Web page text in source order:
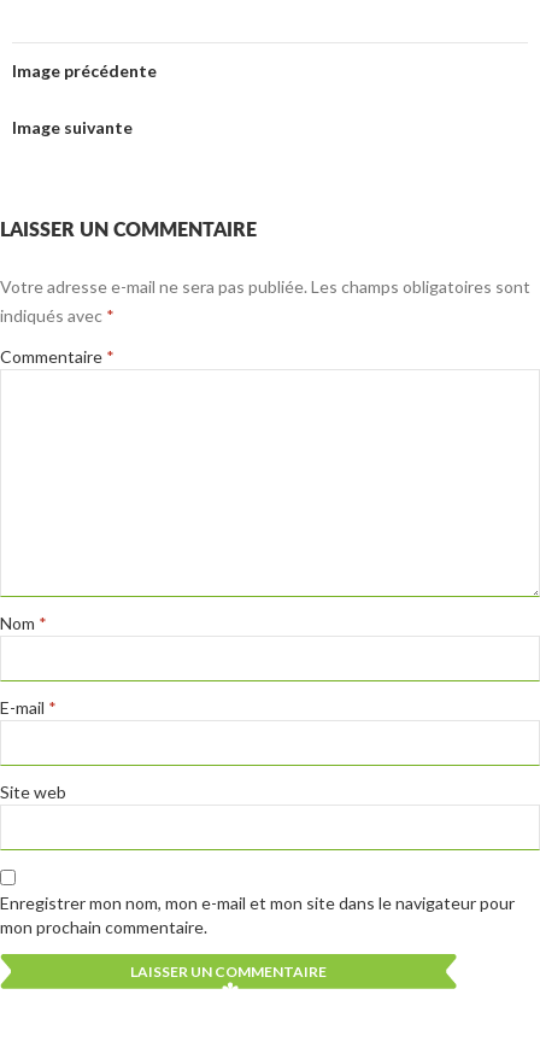
Image précédente
Image suivante
LAISSER UN COMMENTAIRE
Votre adresse e-mail ne sera pas publiée. Les champs obligatoires sont
indiqués avec *
Commentaire *
Nom *
E-mail *
Site web
Enregistrer mon nom, mon e-mail et mon site dans le navigateur pour
mon prochain commentaire.